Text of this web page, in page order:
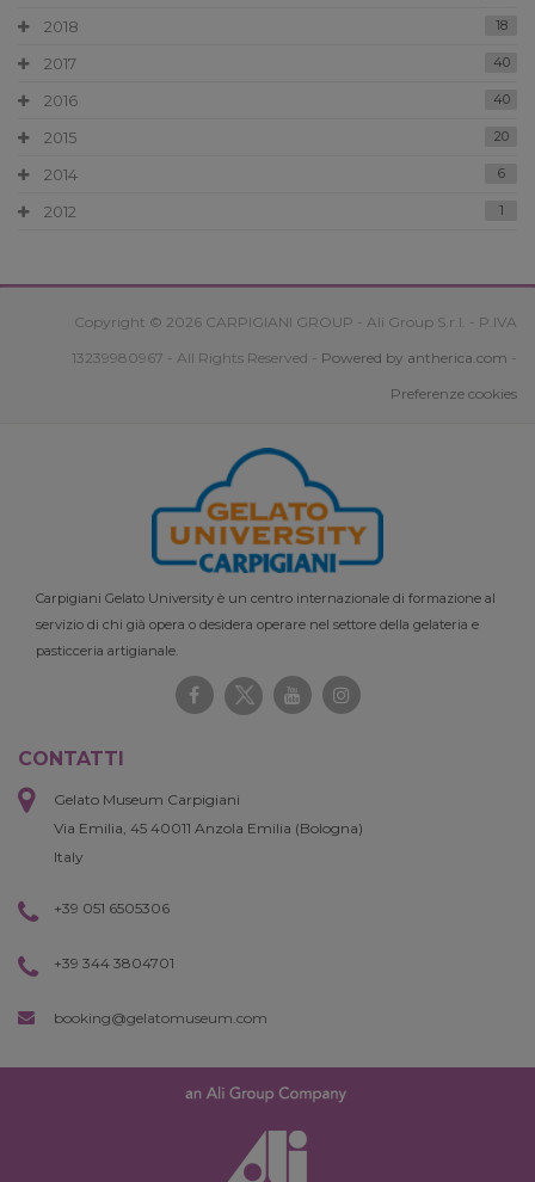
2018 18
2017 40
2016 40
2015 20
2014 6
2012 1
Copyright © 2026 CARPIGIANI GROUP - Ali Group S.r.l. - P.IVA
13239980967 - All Rights Reserved - Powered by antherica.com -
Preferenze cookies
Carpigiani Gelato University è un centro internazionale di formazione al
servizio di chi già opera o desidera operare nel settore della gelateria e
pasticceria artigianale.
CONTATTI
Gelato Museum Carpigiani
Via Emilia, 45 40011 Anzola Emilia (Bologna)
Italy
+39 051 6505306
+39 344 3804701
booking@gelatomuseum.com